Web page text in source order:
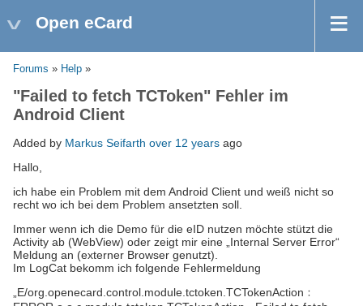
Open eCard
Forums » Help »
"Failed to fetch TCToken" Fehler im
Android Client
Added by Markus Seifarth over 12 years ago
Hallo,
ich habe ein Problem mit dem Android Client und weiß nicht so
recht wo ich bei dem Problem ansetzten soll.
Immer wenn ich die Demo für die eID nutzen möchte stützt die
Activity ab (WebView) oder zeigt mir eine „Internal Server Error“
Meldung an (externer Browser genutzt).
Im LogCat bekomm ich folgende Fehlermeldung
„E/org.openecard.control.module.tctoken.TCTokenAction﹕